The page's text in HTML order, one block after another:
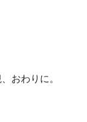
おわりに。